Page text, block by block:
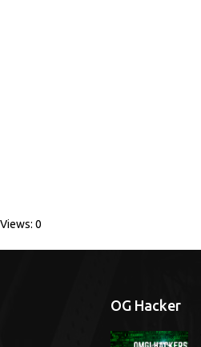
Views: 0
OG Hacker